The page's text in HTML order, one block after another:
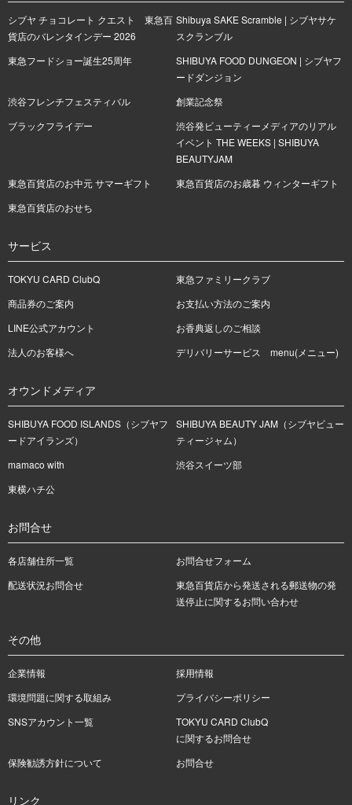
シブヤ チョコレート クエスト 東急百
貨店のバレンタインデー 2026
Shibuya SAKE Scramble | シブヤサケ
スクランブル
東急フードショー誕生25周年
SHIBUYA FOOD DUNGEON | シブヤフ
ードダンジョン
渋谷フレンチフェスティバル
創業記念祭
ブラックフライデー
渋谷発ビューティーメディアのリアル
イベント THE WEEKS | SHIBUYA
BEAUTYJAM
東急百貨店のお中元 サマーギフト
東急百貨店のお歳暮 ウィンターギフト
東急百貨店のおせち
サービス
TOKYU CARD ClubQ
東急ファミリークラブ
商品券のご案内
お支払い方法のご案内
LINE公式アカウント
お香典返しのご相談
法人のお客様へ
デリバリーサービス menu(メニュー)
オウンドメディア
SHIBUYA FOOD ISLANDS（シブヤフ
ードアイランズ）
SHIBUYA BEAUTY JAM（シブヤビュー
ティージャム）
mamaco with
渋谷スイーツ部
東横ハチ公
お問合せ
各店舗住所一覧
お問合せフォーム
配送状況お問合せ
東急百貨店から発送される郵送物の発
送停止に関するお問い合わせ
その他
企業情報
採用情報
環境問題に関する取組み
プライバシーポリシー
SNSアカウント一覧
TOKYU CARD ClubQ
に関するお問合せ
保険勧誘方針について
お問合せ
リンク